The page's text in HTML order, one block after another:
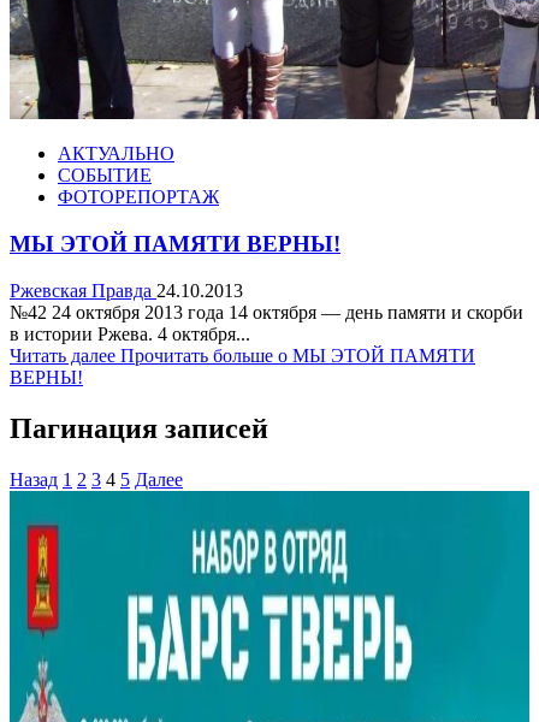
АКТУАЛЬНО
СОБЫТИЕ
ФОТОРЕПОРТАЖ
МЫ ЭТОЙ ПАМЯТИ ВЕРНЫ!
Ржевская Правда 24.10.2013
№42 24 октября 2013 года 14 октября — день памяти и скорби
в истории Ржева. 4 октября...
Читать далее Прочитать больше о МЫ ЭТОЙ ПАМЯТИ
ВЕРНЫ!
Пагинация записей
Назад 1 2 3 4 5 Далее